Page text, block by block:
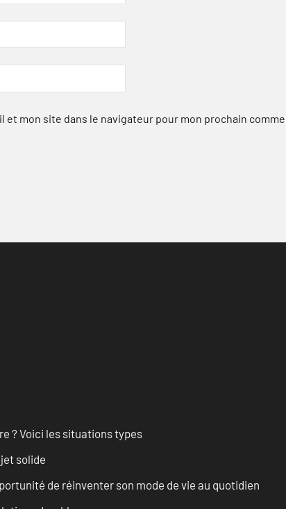
et mon site dans le navigateur pour mon prochain
? Voici les situations types
solide
de réinventer son mode de vie au quotidien